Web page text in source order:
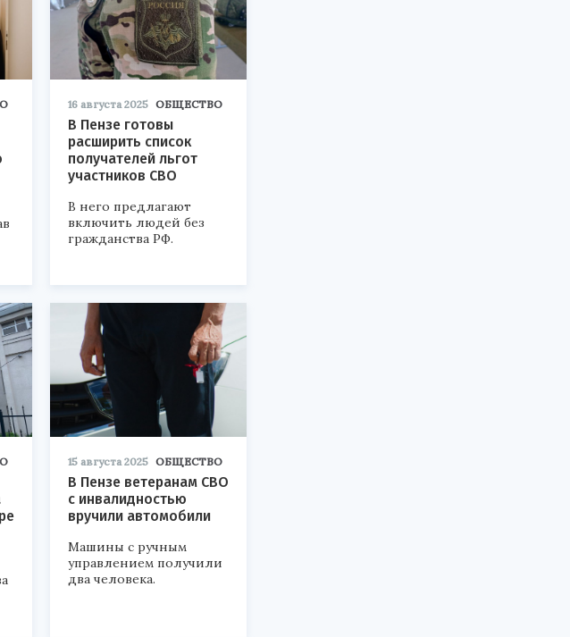
16 августа 2025 ОБЩЕСТВО
В Пензе готовы
расширить список
получателей льгот
участников СВО
В него предлагают
включить людей без
гражданства РФ.
15 августа 2025 ОБЩЕСТВО
В Пензе ветеранам СВО
с инвалидностью
вручили автомобили
Машины с ручным
управлением получили
два человека.